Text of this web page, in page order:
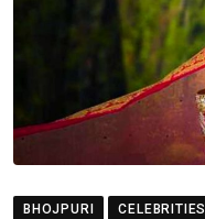
BHOJPURI CELEBRITIES